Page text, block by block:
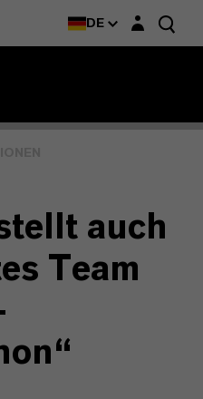
DE Login-Maske
auch
Team